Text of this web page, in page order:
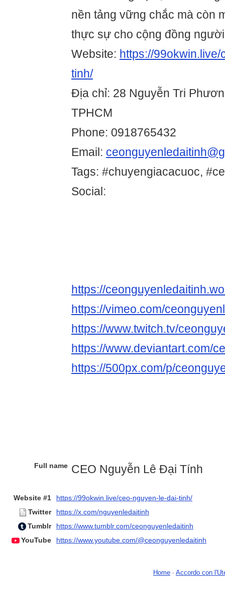
nền tảng vững chắc mà còn
thực sự cho cộng đồng
Website: https://
tinh/
Địa chỉ: 28 Nguyễn Tri
TPHCM
Phone: 0918765432
Email:
Tags: #chuyengiacacuoc,
Social:
https://
https://vimeo.com/
https://www.twitch.tv/
https://www.deviantart.com/
https://500px.com/p/
Full name CEO Nguyễn Lê Đại Tính
Website #1
https://99okwin.live/ceo-nguyen-le-dai-tinh/
Twitter
https://x.com/nguyenledaitinh
Tumblr
https://www.tumblr.com/ceonguyenledaitinh
YouTube
https://www.youtube.com/@ceonguyenledaitinh
Home - Accordo con